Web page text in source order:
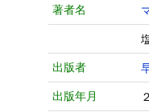
著者名
出版者
出版年月